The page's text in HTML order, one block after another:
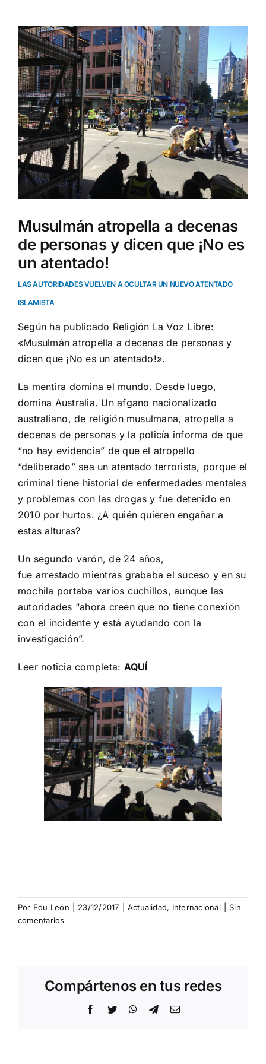
Ver
imagen
más
grande
Musulmán atropella a decenas
de personas y dicen que ¡No es
un atentado!
LAS AUTORIDADES VUELVEN A OCULTAR UN NUEVO ATENTADO
ISLAMISTA
Según ha publicado Religión La Voz Libre:
«Musulmán atropella a decenas de personas y
dicen que ¡No es un atentado!».
La mentira domina el mundo. Desde luego,
domina Australia. Un afgano nacionalizado
australiano, de religión musulmana, atropella a
decenas de personas y la policía informa de que
“no hay evidencia” de que el atropello
“deliberado” sea un atentado terrorista, porque el
criminal tiene historial de enfermedades mentales
y problemas con las drogas y fue detenido en
2010 por hurtos. ¿A quién quieren engañar a
estas alturas?
Un segundo varón, de 24 años,
fue arrestado mientras grababa el suceso y en su
mochila portaba varios cuchillos, aunque las
autoridades “ahora creen que no tiene conexión
con el incidente y está ayudando con la
investigación”.
Leer noticia completa: AQUÍ
Por Edu León 23/12/2017 Actualidad, Internacional
Sin
comentarios
Compártenos en tus redes
Facebook
Twitter WhatsApp
TelegramCorreo